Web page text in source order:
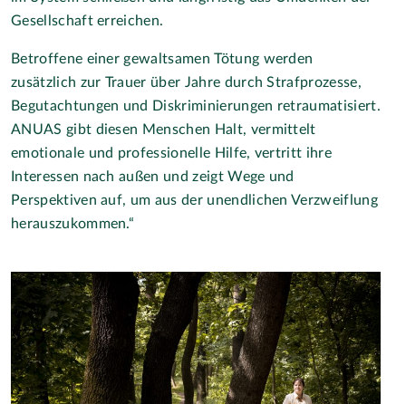
Gesellschaft erreichen.
Betroffene einer gewaltsamen Tötung werden
zusätzlich zur Trauer über Jahre durch Strafprozesse,
Begutachtungen und Diskriminierungen retraumatisiert.
ANUAS gibt diesen Menschen Halt, vermittelt
emotionale und professionelle Hilfe, vertritt ihre
Interessen nach außen und zeigt Wege und
Perspektiven auf, um aus der unendlichen Verzweiflung
herauszukommen.“